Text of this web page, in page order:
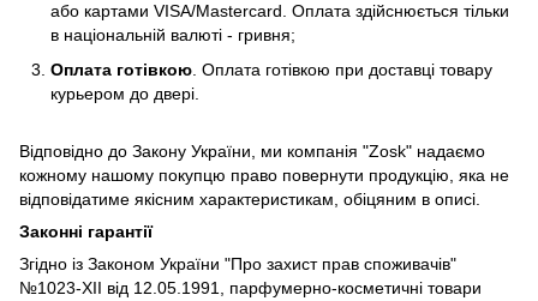
або картами VISA/Mastercard. Оплата здійснюється тільки
в національній валюті - гривня;
Оплата готівкою . Оплата готівкою при доставці товару
курьером до двері.
Відповідно до Закону України, ми компанія "Zosk" надаємо
кожному нашому покупцю право повернути продукцію, яка не
відповідатиме якісним характеристикам, обіцяним в описі.
Законні гарантії
Згідно із Законом України "Про захист прав споживачів"
№1023-XII від 12.05.1991, парфумерно-косметичні товари